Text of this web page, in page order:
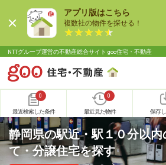
アプリ版はこちら
複数社の物件を探せる！
NTTグループ運営の不動産総合サイト goo住宅・不動産
0
最近検索した条件
0
最近見た物件 保存
静岡県の駅近・駅１０分以
て・分譲住宅を探す